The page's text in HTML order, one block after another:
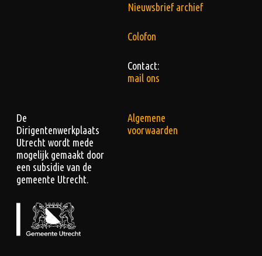
Nieuwsbrief archief
Colofon
Contact:
mail ons
De
Dirigentenwerkplaats
Utrecht wordt mede
mogelijk gemaakt door
een subsidie van de
gemeente Utrecht.
Algemene
voorwaarden